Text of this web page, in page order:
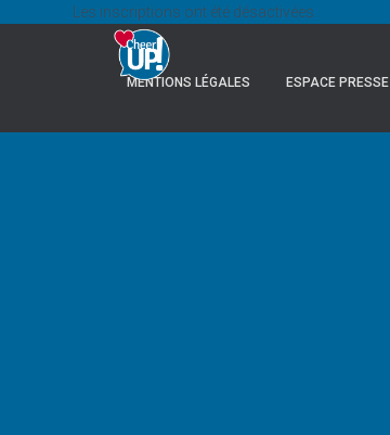
Les inscriptions ont été désactivées.
MENTIONS LÉGALES ESPACE PRESSE